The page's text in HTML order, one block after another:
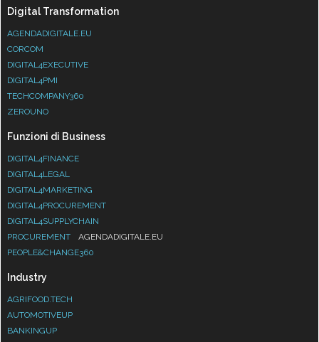
Digital Transformation
AGENDADIGITALE.EU
CORCOM
DIGITAL4EXECUTIVE
DIGITAL4PMI
TECHCOMPANY360
ZEROUNO
Funzioni di Business
DIGITAL4FINANCE
DIGITAL4LEGAL
DIGITAL4MARKETING
DIGITAL4PROCUREMENT
DIGITAL4SUPPLYCHAIN
PROCUREMENT
AGENDADIGITALE.EU
PEOPLE&CHANGE360
Industry
AGRIFOOD.TECH
AUTOMOTIVEUP
BANKINGUP